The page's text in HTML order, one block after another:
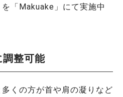
「Makuake」にて実施中
調整可能
くの方が首や肩の凝りなど